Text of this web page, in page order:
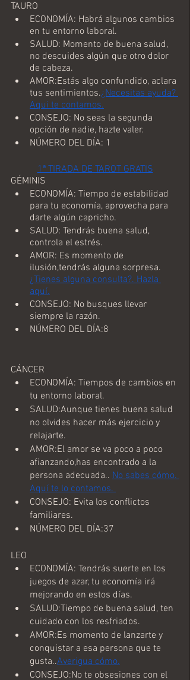
TAURO
ECONOMÍA: Habrá algunos cambios
en tu entorno laboral.
SALUD: Momento de buena salud,
no descuides algún que otro dolor
de cabeza.
AMOR:Estás algo confundido, aclara
tus sentimientos.¿Necesitas ayuda?
Aqui te contamos.
CONSEJO: No seas la segunda
opción de nadie, hazte valer.
NÚMERO DEL DÍA: 1
1ª TIRADA DE TAROT GRATIS
GÉMINIS
ECONOMÍA: Tiempo de estabilidad
para tu economía, aprovecha para
darte algún capricho.
SALUD: Tendrás buena salud,
controla el estrés.
AMOR: Es momento de
ilusión,tendrás alguna sorpresa.
¿Tienes alguna consulta?. Hazla
aquí.
CONSEJO: No busques llevar
siempre la razón.
NÚMERO DEL DÍA:8
CÁNCER
ECONOMÍA: Tiempos de cambios en
tu entorno laboral.
SALUD:Aunque tienes buena salud
no olvides hacer más ejercicio y
relajarte.
AMOR:El amor se va poco a poco
afianzando,has encontrado a la
persona adecuada.. No sabes cómo.
Aquí te lo contamos.
CONSEJO: Evita los conflictos
familiares.
NÚMERO DEL DÍA:37
LEO
ECONOMÍA: Tendrás suerte en los
juegos de azar, tu economía irá
mejorando en estos días.
SALUD:Tiempo de buena salud, ten
cuidado con los resfriados.
AMOR:Es momento de lanzarte y
conquistar a esa persona que te
gusta..Averigua cómo.
CONSEJO:No te obsesiones con el